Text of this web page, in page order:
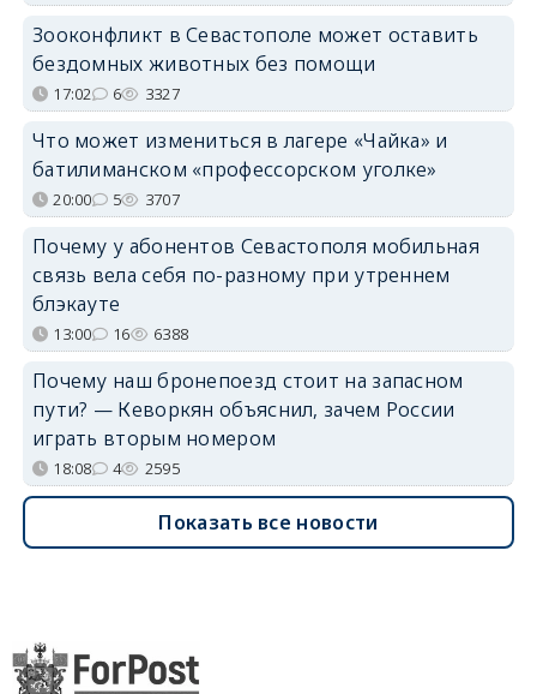
Зооконфликт в Севастополе может оставить
бездомных животных без помощи
17:02 6 3327
Что может измениться в лагере «Чайка» и
батилиманском «профессорском уголке»
20:00 5 3707
Почему у абонентов Севастополя мобильная
связь вела себя по-разному при утреннем
блэкауте
13:00 16 6388
Почему наш бронепоезд стоит на запасном
пути? — Кеворкян объяснил, зачем России
играть вторым номером
18:08 4 2595
Показать все новости